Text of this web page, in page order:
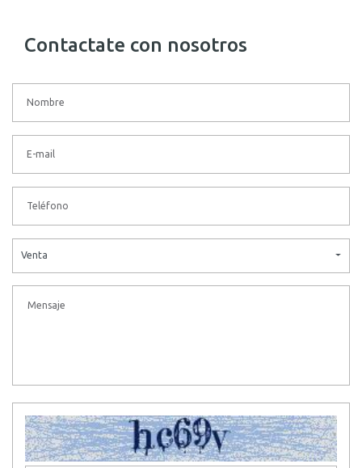
Contactate con nosotros
Venta